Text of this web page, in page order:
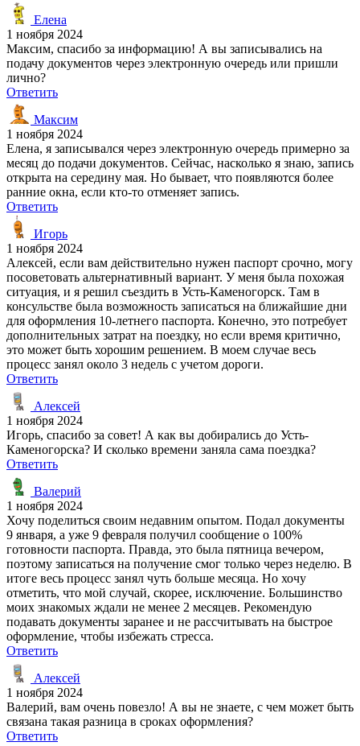
Елена
1 ноября 2024
Максим, спасибо за информацию! А вы записывались на
подачу документов через электронную очередь или пришли
лично?
Ответить
Максим
1 ноября 2024
Елена, я записывался через электронную очередь примерно за
месяц до подачи документов. Сейчас, насколько я знаю, запись
открыта на середину мая. Но бывает, что появляются более
ранние окна, если кто-то отменяет запись.
Ответить
Игорь
1 ноября 2024
Алексей, если вам действительно нужен паспорт срочно, могу
посоветовать альтернативный вариант. У меня была похожая
ситуация, и я решил съездить в Усть-Каменогорск. Там в
консульстве была возможность записаться на ближайшие дни
для оформления 10-летнего паспорта. Конечно, это потребует
дополнительных затрат на поездку, но если время критично,
это может быть хорошим решением. В моем случае весь
процесс занял около 3 недель с учетом дороги.
Ответить
Алексей
1 ноября 2024
Игорь, спасибо за совет! А как вы добирались до Усть-
Каменогорска? И сколько времени заняла сама поездка?
Ответить
Валерий
1 ноября 2024
Хочу поделиться своим недавним опытом. Подал документы
9 января, а уже 9 февраля получил сообщение о 100%
готовности паспорта. Правда, это была пятница вечером,
поэтому записаться на получение смог только через неделю. В
итоге весь процесс занял чуть больше месяца. Но хочу
отметить, что мой случай, скорее, исключение. Большинство
моих знакомых ждали не менее 2 месяцев. Рекомендую
подавать документы заранее и не рассчитывать на быстрое
оформление, чтобы избежать стресса.
Ответить
Алексей
1 ноября 2024
Валерий, вам очень повезло! А вы не знаете, с чем может быть
связана такая разница в сроках оформления?
Ответить